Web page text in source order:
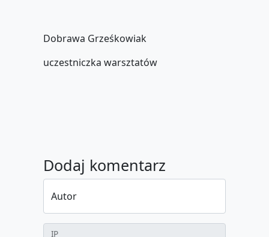
Dobrawa Grześkowiak
uczestniczka warsztatów
Dodaj komentarz
Autor
IP